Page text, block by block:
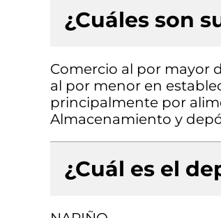
¿Cuáles son
Comercio al por mayor
al por menor en
principalmente por
Almacenamiento y
¿Cuál es el